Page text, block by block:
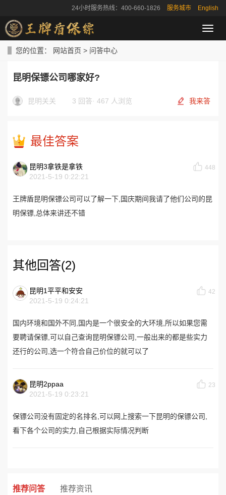
24小时服务热线：400-660-1826 服务城市 English
导
航
您的位置： 网站首页 > 问答中心
昆明保镖公司哪家好?
昆明关关 3 回答· 467 人浏览 我来答
最佳答案
昆明3拿铁是拿铁
2021-5-19 0:22:21
448
王牌盾昆明保镖公司可以了解一下,国庆期间我请了他们公司的昆
明保镖,总体来讲还不错
其他回答(2)
昆明1平平和安安
2021-5-19 0:24:21
42
国内环境和国外不同,国内是一个很安全的大环境,所以如果您需
要聘请保镖,可以自己查询昆明保镖公司,一般出来的都是些实力
还行的公司,选一个符合自己价位的就可以了
昆明2ppaa
2021-5-19 0:23:21
23
保镖公司没有固定的名排名,可以网上搜索一下昆明的保镖公司,
看下各个公司的实力,自己根据实际情况判断
推荐问答 推荐资讯